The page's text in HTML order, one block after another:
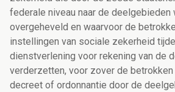
federale niveau naar de deelgebieden
overgeheveld en waarvoor de
instellingen van sociale zekerheid
dienstverlening voor rekening van de
verderzetten, voor zover de
decreet of ordonnantie door de